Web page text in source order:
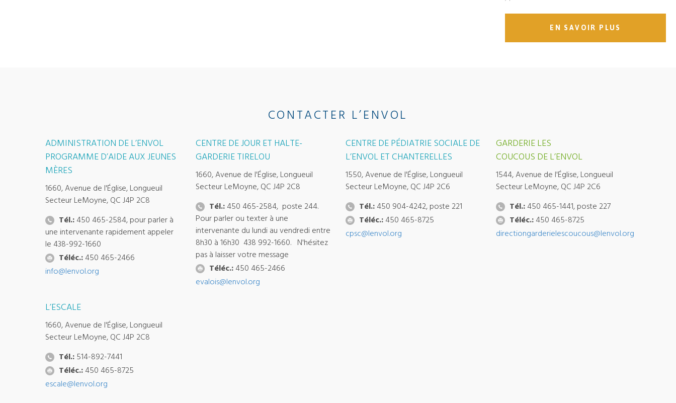
EN SAVOIR PLUS
CONTACTER L’ENVOL
ADMINISTRATION DE L’ENVOL
PROGRAMME D’AIDE AUX JEUNES
MÈRES
1660, Avenue de l'Église, Longueuil
Secteur LeMoyne, QC J4P 2C8
Tél.: 450 465-2584, pour parler à
une intervenante rapidement appeler
le 438-992-1660
Téléc.: 450 465-2466
info@lenvol.org
CENTRE DE JOUR ET HALTE-
GARDERIE TIRELOU
1660, Avenue de l'Église, Longueuil
Secteur LeMoyne, QC J4P 2C8
Tél.:450 465-2584, poste 244.
Pour parler ou texter à une
intervenante du lundi au vendredi entre
8h30 à 16h30 438 992-1660. N'hésitez
pas à laisser votre message
Téléc.:450 465-2466
evalois@lenvol.org
CENTRE DE PÉDIATRIE SOCIALE DE
L’ENVOL ET CHANTERELLES
1550, Avenue de l'Église, Longueuil
Secteur LeMoyne, QC J4P 2C6
Tél.: 450 904-4242, poste 221
Téléc.: 450 465-8725
cpsc@lenvol.org
GARDERIE LES
COUCOUS DE L’ENVOL
1544, Avenue de l'Église, Longueuil
Secteur LeMoyne, QC J4P 2C6
Tél.:450 465-1441, poste 227
Téléc.:450 465-8725
directiongarderielescoucous@lenvol.org
L’ESCALE
1660, Avenue de l'Église, Longueuil
Secteur LeMoyne, QC J4P 2C8
Tél.: 514-892-7441
Téléc.: 450 465-8725
escale@lenvol.org